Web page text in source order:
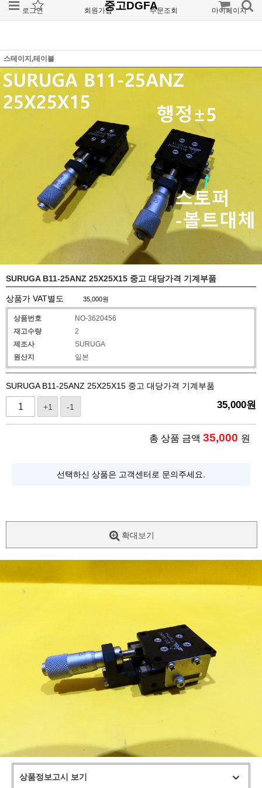
로그인 회원가입 주문조회 마이페이지
중고DGFA
스테이지,테이블
SURUGA B11-25ANZ 25X25X15 중고 대당가격 기계부품
상품가 VAT별도 35,000원
상품번호
NO-3620456
재고수량
2
제조사
SURUGA
원산지
일본
SURUGA B11-25ANZ 25X25X15 중고 대당가격 기계부품
+1 -1 35,000원
총 상품 금액 35,000 원
선택하신 상품은 고객센터로 문의주세요.
확대보기
상품정보고시 보기